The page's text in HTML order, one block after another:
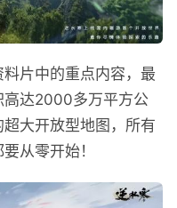
片中的重点内容，最
高达2000多万平方公
大开放型地图，所有
从零开始！